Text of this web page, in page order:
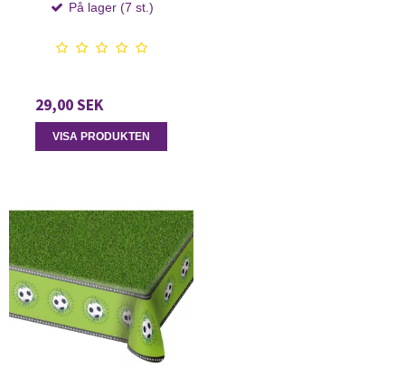
På lager (7 st.)
29,00 SEK
VISA PRODUKTEN